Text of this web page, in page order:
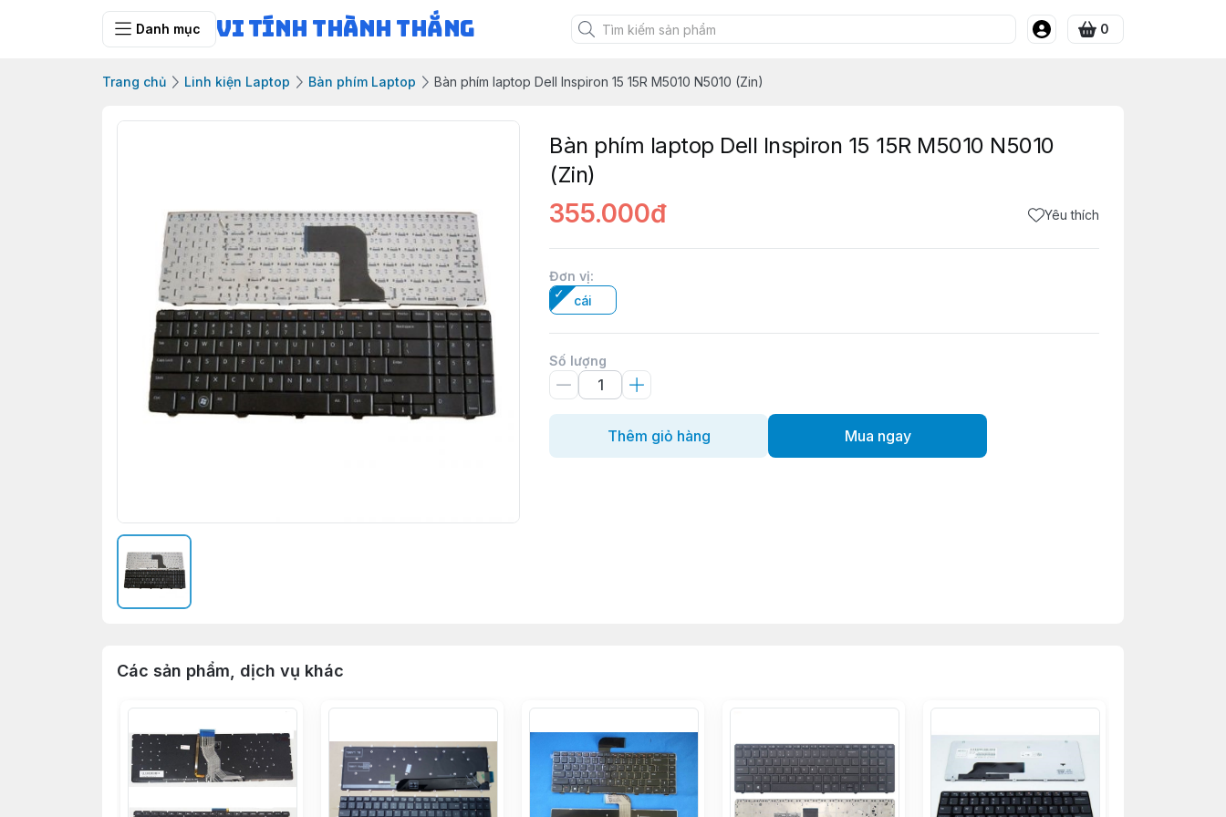
Danh mục Vi Tính Thành Thắng 0
Trang chủ Linh kiện Laptop Bàn phím Laptop Bàn phím laptop Dell Inspiron 15 15R M5010 N5010 (Zin)
Bàn phím laptop Dell Inspiron 15 15R M5010 N5010
(Zin)
355.000đ Yêu thích
Đơn vị:
cái
Số lượng
Thêm giỏ hàng Mua ngay
Các sản phẩm, dịch vụ khác